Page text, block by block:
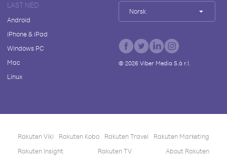
LAST NED
Android
iPhone & iPad
Windows PC
Mac
Linux
Norsk
© 2026Viber Media S.à r.l.
Rakuten Viki Rakuten Kobo Rakuten Travel
Rakuten Marketing
Rakuten Insight
Rakuten TV About Rakuten